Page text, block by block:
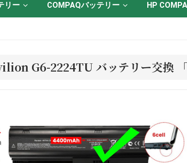
リー COMPAQバッテリー HP
G6-2224TU バッテリー交換 「